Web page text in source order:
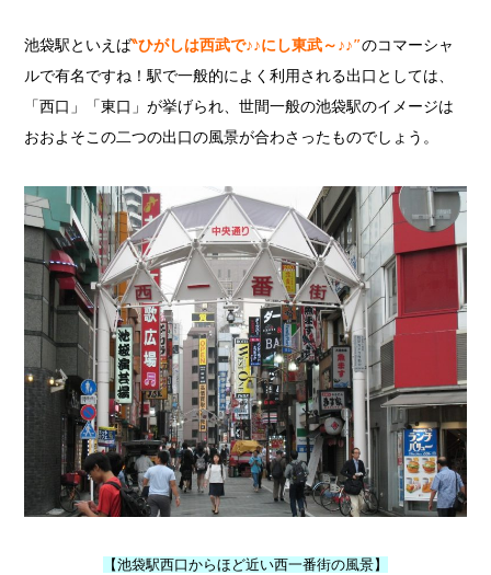
池袋駅といえば‶ひがしは西武で♪♪にし東武～♪♪″のコマーシャ
ルで有名ですね！駅で一般的によく利用される出口としては、
「西口」「東口」が挙げられ、世間一般の池袋駅のイメージは
おおよそこの二つの出口の風景が合わさったものでしょう。
【池袋駅西口からほど近い西一番街の風景】